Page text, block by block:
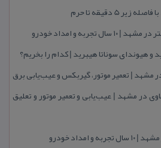
5 دقیقه تا حرم
و امداد خودرو
و هیوندای سوناتا هیبرید | كدام را بخریم؟
در مشهد | عیب‌یابی و تعمیر موتور و تعلیق
خودرو